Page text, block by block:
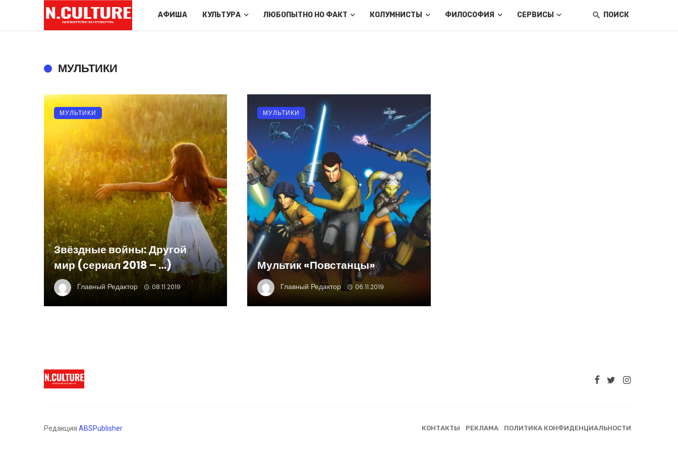
АФИША КУЛЬТУРА ЛЮБОПЫТНО НО ФАКТ КОЛУМНИСТЫ ФИЛОСОФИЯ СЕРВИСЫ ПОИСК
МУЛЬТИКИ
Звёздные войны: Другой
мир (сериал 2018 – …)
Главный Редактор 08.11.2019
МУЛЬТИКИ
Мультик «Повстанцы»
Главный Редактор 06.11.2019
МУЛЬТИКИ
Редакция ABSPublisher КОНТАКТЫ РЕКЛАМА ПОЛИТИКА КОНФИДЕНЦИАЛЬНОСТИ